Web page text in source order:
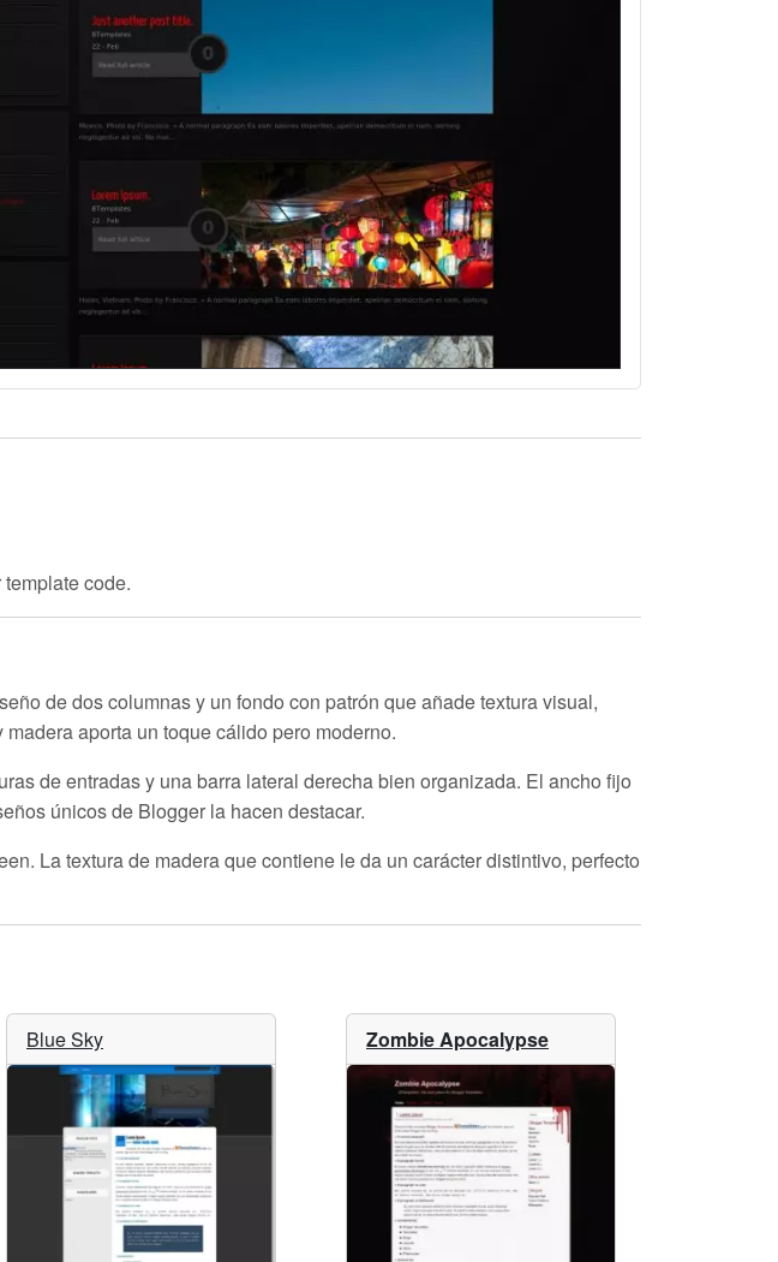
code.
de dos columnas y un fondo con patrón que añade textura visual,
aporta un toque cálido pero moderno.
de entradas y una barra lateral derecha bien organizada. El ancho fijo
únicos de Blogger la hacen destacar.
La textura de madera que contiene le da un carácter distintivo, perfecto
Blue Sky Zombie Apocalypse